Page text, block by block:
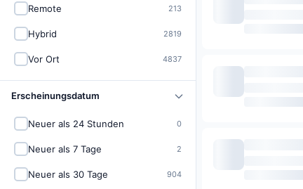
Remote 213
Hybrid 2819
Vor Ort 4837
Erscheinungsdatum
Neuer als 24 Stunden 0
Neuer als 7 Tage 2
Neuer als 30 Tage 904